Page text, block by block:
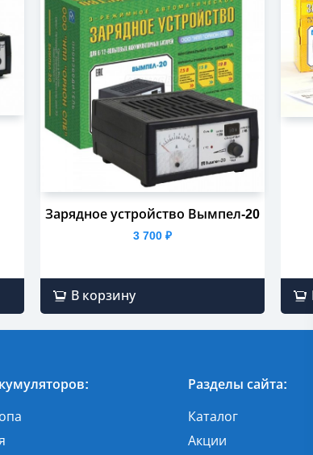
Зарядное устройство Вымпел-20
3 700 ₽
В корзину
Разделы сайта:
Каталог
Акции